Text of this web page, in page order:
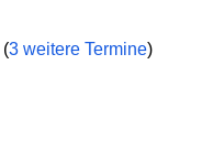
(3 weitere Termine)